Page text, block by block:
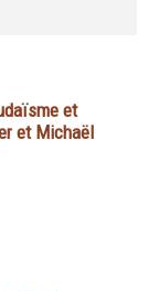
et
et Michaël